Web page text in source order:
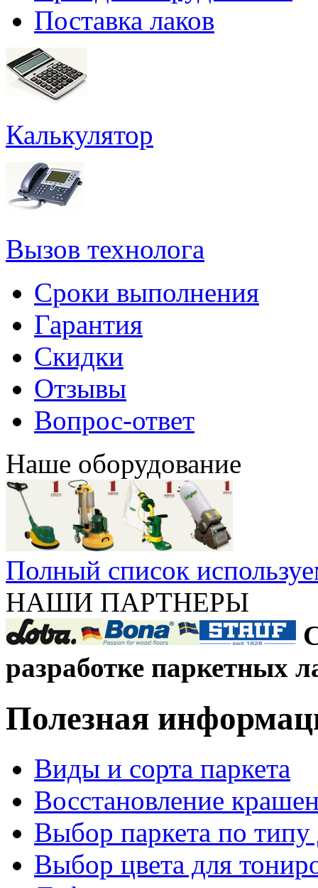
Поставка лаков
Калькулятор
Вызов технолога
Сроки выполнения
Гарантия
Скидки
Отзывы
Вопрос-ответ
Наше оборудование
Полный список
НАШИ ПАРТНЕРЫ
разработке паркетных
Полезная
Виды и сорта паркета
Восстановление
Выбор паркета по типу
Выбор цвета для